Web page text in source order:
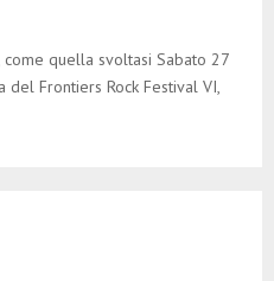
quella svoltasi Sabato 27
Frontiers Rock Festival VI,